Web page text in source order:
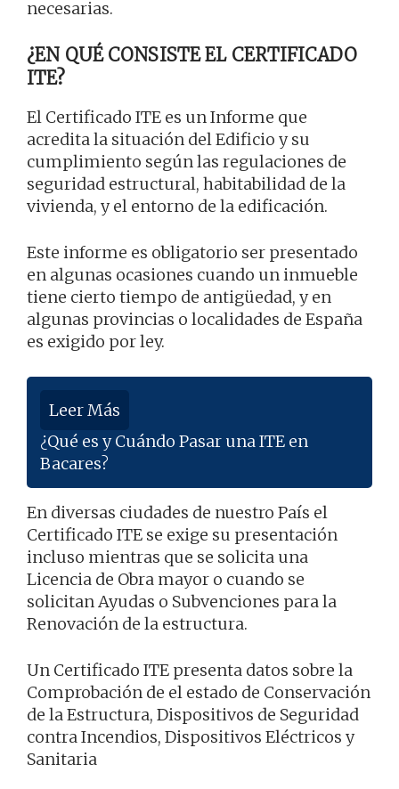
necesarias.
¿EN QUÉ CONSISTE EL CERTIFICADO
ITE?
El Certificado ITE es un Informe que
acredita la situación del Edificio y su
cumplimiento según las regulaciones de
seguridad estructural, habitabilidad de la
vivienda, y el entorno de la edificación.
Este informe es obligatorio ser presentado
en algunas ocasiones cuando un inmueble
tiene cierto tiempo de antigüedad, y en
algunas provincias o localidades de España
es exigido por ley.
Leer Más
¿Qué es y Cuándo Pasar una ITE en
Bacares?
En diversas ciudades de nuestro País el
Certificado ITE se exige su presentación
incluso mientras que se solicita una
Licencia de Obra mayor o cuando se
solicitan Ayudas o Subvenciones para la
Renovación de la estructura.
Un Certificado ITE presenta datos sobre la
Comprobación de el estado de Conservación
de la Estructura, Dispositivos de Seguridad
contra Incendios, Dispositivos Eléctricos y
Sanitaria